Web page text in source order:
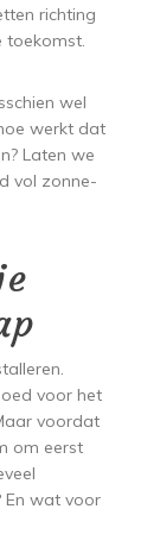
richting
toekomst.
wel
werkt dat
Laten we
vol zonne-
voor het
voordat
om eerst
En wat voor